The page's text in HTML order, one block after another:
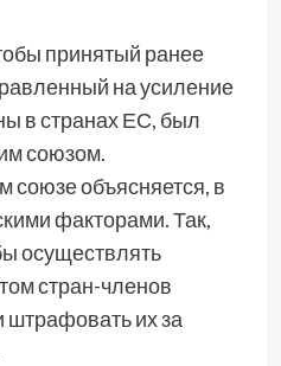
принятый ранее
на усиление
в странах ЕС, был
союзом.
союзе объясняется, в
факторами. Так,
осуществлять
стран-членов
штрафовать их за